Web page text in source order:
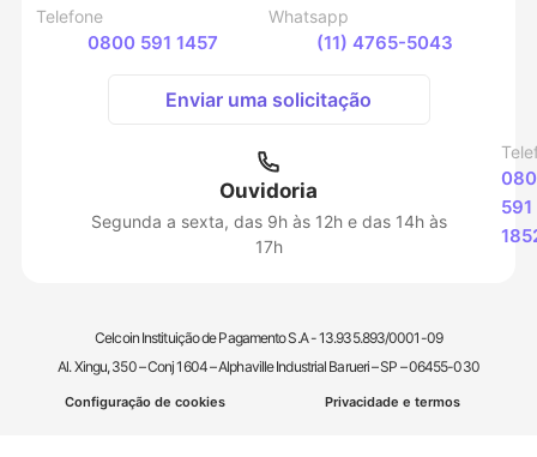
Telefone
0800 591 1457
Whatsapp
(11) 4765-5043
Enviar uma solicitação
Ouvidoria
Segunda a sexta, das 9h às 12h e das 14h às
17h
591
Celcoin Instituição de Pagamento S.A - 13.935.893/0001-09
Al. Xingu, 350 – Conj 1604 – Alphaville Industrial Barueri – SP – 06455-030
Configuração de cookies Privacidade e termos